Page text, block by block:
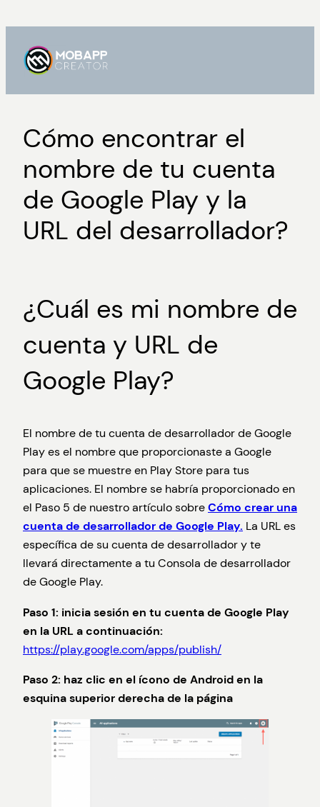
contenido
Cómo encontrar el
nombre de tu cuenta
de Google Play y la
URL del desarrollador?
¿Cuál es mi nombre de
cuenta y URL de
Google Play?
El nombre de tu cuenta de desarrollador de Google
Play es el nombre que proporcionaste a Google
para que se muestre en Play Store para tus
aplicaciones. El nombre se habría proporcionado en
el Paso 5 de nuestro artículo sobreCómo crear una
cuenta de desarrollador de Google Play. La URL es
específica de su cuenta de desarrollador y te
llevará directamente a tu Consola de desarrollador
de Google Play.
Paso 1: inicia sesión en tu cuenta de Google Play
en la URL a continuación:
https://play.google.com/apps/publish/
Paso 2: haz clic en el ícono de Android en la
esquina superior derecha de la página